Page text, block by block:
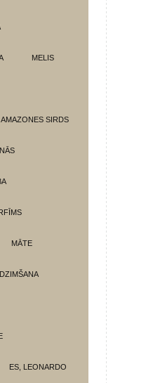
MELIS
SIRDS
MĀTE
ES, LEONARDO